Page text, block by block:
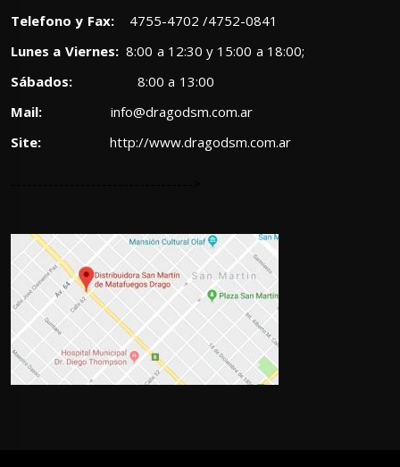
Telefono y Fax:4755-4702 /4752-0841
Lunes a Viernes:8:00 a 12:30 y 15:00 a 18:00;
Sábados: 8:00 a 13:00
Mail:
info@dragodsm.com.ar
Site:
http://www.dragodsm.com.ar